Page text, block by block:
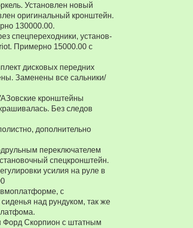
Установлен новый
оригинальный кронштейн.
130000.00.
спецпереходники, установ-
Примерно 15000.00 с
дисковых передних
Заменены все сальники/
кронштейны
Без следов
дополнительно
переключателем
спецкронштейн.
усилия на руле в
с
над рундуком, так же
Форд Скорпион с штатным